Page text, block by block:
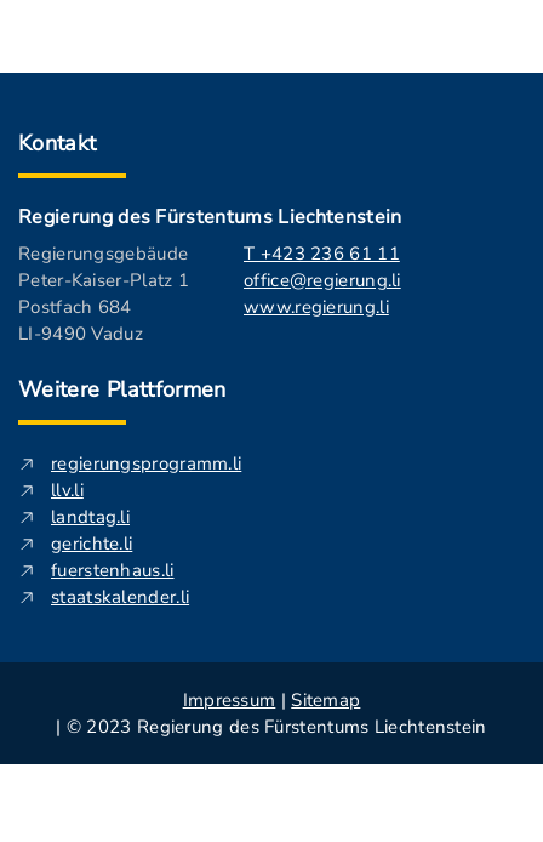
Kontakt
Regierung des Fürstentums Liechtenstein
Regierungsgebäude
Peter-Kaiser-Platz 1
Postfach 684
LI-9490 Vaduz
T +423 236 61 11
office@regierung.li
www.regierung.li
Weitere Plattformen
regierungsprogramm.li
llv.li
landtag.li
gerichte.li
fuerstenhaus.li
staatskalender.li
Impressum | Sitemap
| © 2023 Regierung des Fürstentums Liechtenstein